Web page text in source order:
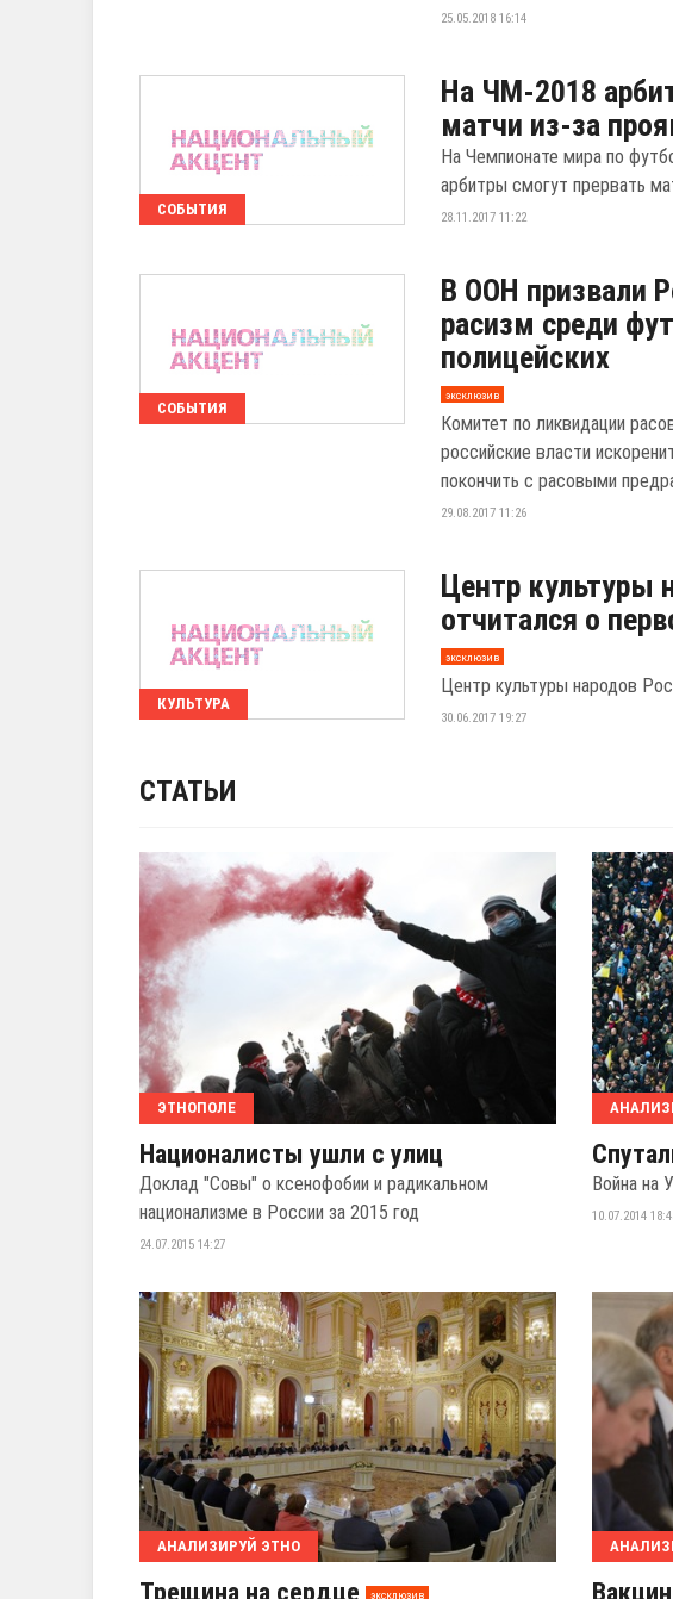
25.05.2018 16:14
СОБЫТИЯ
На ЧМ-2018
матчи из-за
На Чемпионате мира по
арбитры смогут прервать
28.11.2017 11:22
СОБЫТИЯ
В ООН призвали
расизм среди
полицейских
эксклюзив
Комитет по ликвидации
российские власти
покончить с расовыми
29.08.2017 11:26
КУЛЬТУРА
Центр культуры
отчитался о
эксклюзив
Центр культуры народов
30.06.2017 19:27
СТАТЬИ
ЭТНОПОЛЕ
Националисты ушли с улиц
Доклад "Совы" о ксенофобии и радикальном
национализме в России за 2015 год
24.07.2015 14:27
Война на
10.07.2014
АНАЛИЗИРУЙ ЭТНО
Трещина на сердце эксклюзив